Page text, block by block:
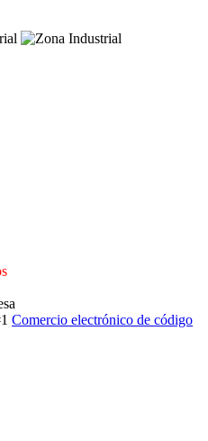
Comercio electrónico de código